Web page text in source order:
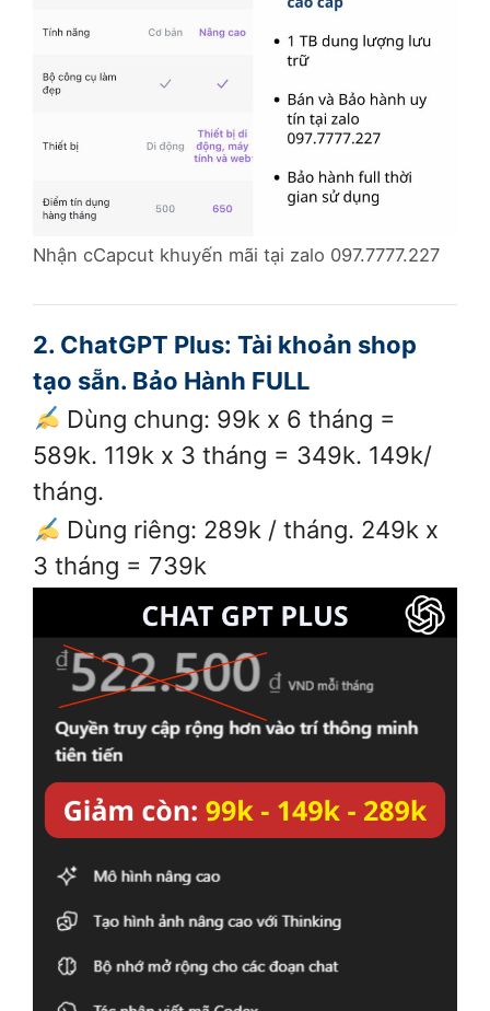
Nhận cCapcut khuyến mãi tại zalo 097.7777.227
2. ChatGPT Plus: Tài khoản shop
tạo sẵn. Bảo Hành FULL
Dùng chung: 99k x 6 tháng =
589k. 119k x 3 tháng = 349k. 149k/
tháng.
Dùng riêng: 289k / tháng. 249k x
3 tháng = 739k